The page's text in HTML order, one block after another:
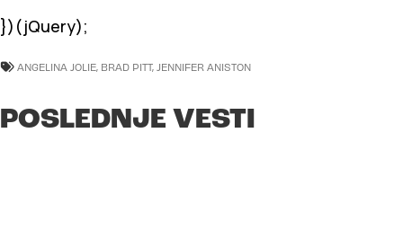
})(jQuery);
ANGELINA JOLIE, BRAD PITT, JENNIFER ANISTON
POSLEDNJE VESTI